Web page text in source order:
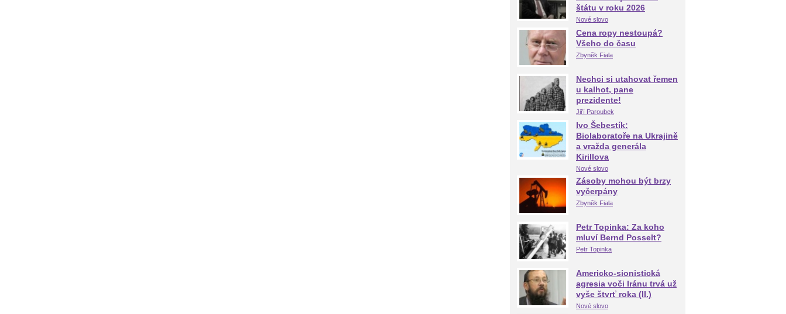
štátu v roku 2026
Nové slovo
Cena ropy nestoupá?
Všeho do času
Zbyněk Fiala
Nechci si utahovat řemen
u kalhot, pane
prezidente!
Jiří Paroubek
Ivo Šebestík:
Biolaboratoře na Ukrajině
a vražda generála
Kirillova
Nové slovo
Zásoby mohou být brzy
vyčerpány
Zbyněk Fiala
Petr Topinka: Za koho
mluví Bernd Posselt?
Petr Topinka
Americko-sionistická
agresia voči Iránu trvá už
vyše štvrť roka (II.)
Nové slovo